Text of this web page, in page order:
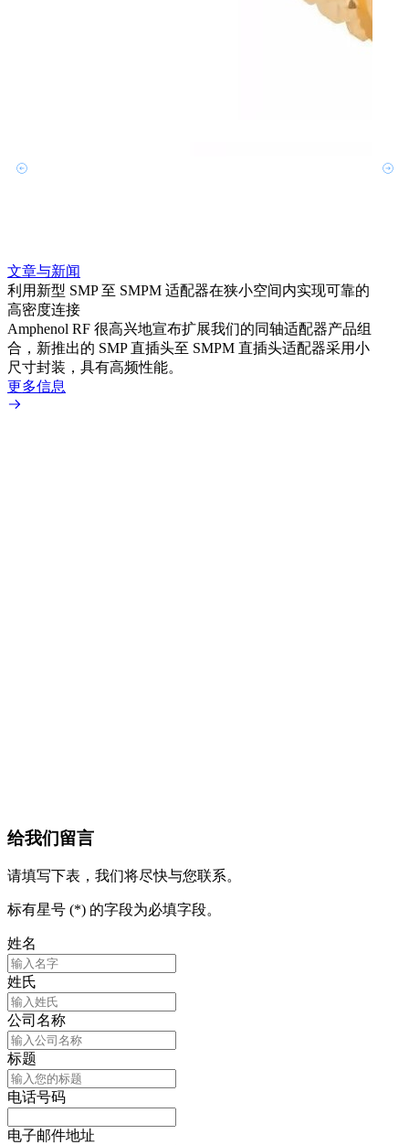
文章与新闻
利用新型 SMP 至 SMPM 适配器在狭小空间内实现可靠的
高密度连接
Amphenol RF 很高兴地宣布扩展我们的同轴适配器产品组
合，新推出的 SMP 直插头至 SMPM 直插头适配器采用小
尺寸封装，具有高频性能。
更多信息
给我们留言
请填写下表，我们将尽快与您联系。
标有星号 (*) 的字段为必填字段。
姓名
姓氏
公司名称
标题
电话号码
电子邮件地址